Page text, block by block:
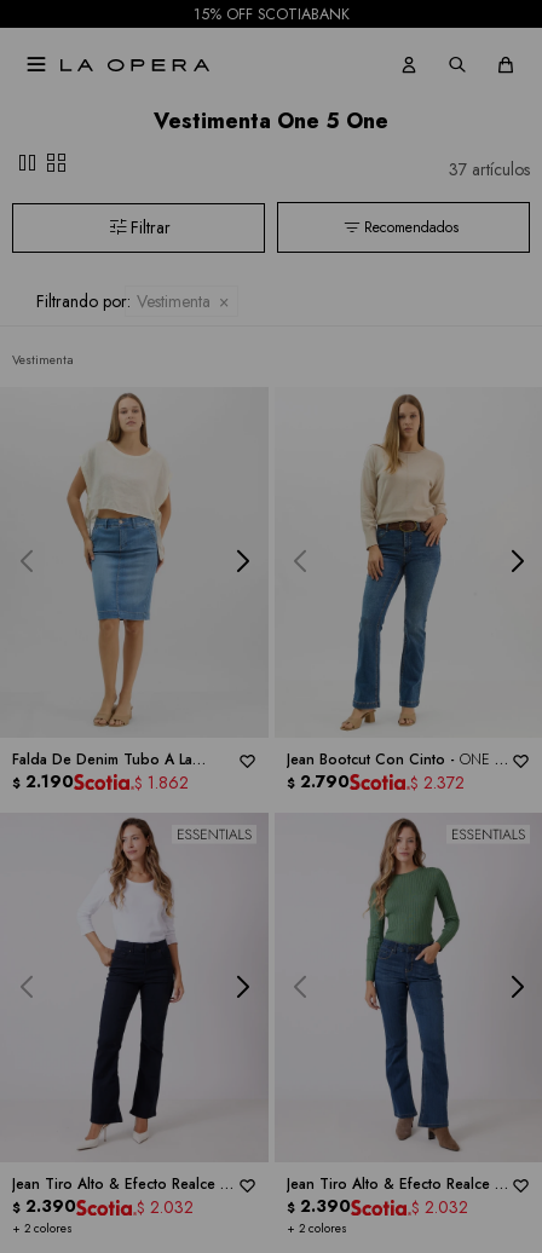
15% OFF SCOTIABANK

Vestimenta One 5 One
pause grid_view 37 artículos
Recomendados
Filtrando por: Vestimenta
Vestimenta
Falda De Denim Tubo A La
Rodilla -ONE 5 ONE
$ 2.190 $ 1.862
Jean Bootcut Con Cinto - ONE 5
ONE
$ 2.790 $ 2.372
Jean Tiro Alto & Efecto Realce -
ONE 5 ONE
+ 2 colores
$ 2.390 $ 2.032
Jean Tiro Alto & Efecto Realce -
ONE 5 ONE
+ 2 colores
$ 2.390 $ 2.032